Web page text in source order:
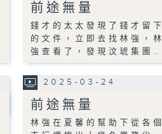
前途無量
錢才的太太發現了錢才留下
的文件，立即去找林強，林
強查看了，發現汶琥集團…
2025-03-24
前途無量
林強在夏馨的幫助下從各個